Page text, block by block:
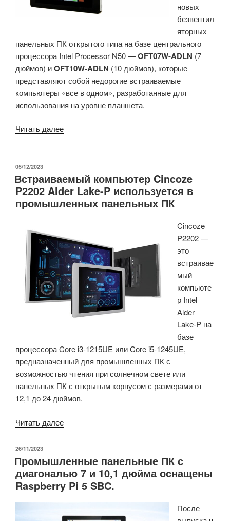
новых
безвентил
яторных
панельных ПК открытого типа на базе центрального
процессора Intel Processor N50 —OFT07W-ADLN (7
дюймов) иOFT10W-ADLN (10 дюймов), которые
представляют собой недорогие встраиваемые
компьютеры «все в одном», разработанные для
использования на уровне планшета.
Читать далее«Панельные
с
открытым
корпусом
процессором,
сенсорным
дисплеем
PCAP
размером
7
HDMI
2.0a,
RS-
485/232»
ОПУБЛИКОВАНО
05/12/2023
Встраиваемый компьютер Cincoze
P2202 Alder Lake-P используется в
промышленных панельных ПК
Cincoze
P2202 —
это
встраивае
мый
компьюте
р Intel
Alder
Lake-P на
базе
процессора Core i3-1215UE или Core i5-1245UE,
предназначенный для промышленных ПК с
возможностью чтения при солнечном свете или
панельных ПК с открытым корпусом с размерами от
12,1 до 24 дюймов.
Читать далее«Встраиваемый
P2202
Alder
Lake-
ОПУБЛИКОВАНО
26/11/2023
Промышленные панельные ПК с
диагональю 7 и 10,1 дюйма оснащены
Raspberry Pi 5 SBC.
После